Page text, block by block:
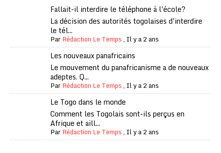
Fallait-il interdire le téléphone à l'école?
La décision des autorités togolaises d'interdire
le tél...
ParRédaction Le Temps, Il y a 2 ans
Les nouveaux panafricains
Le mouvement du panafricanisme a de nouveaux
adeptes. Q...
ParRédaction Le Temps, Il y a 2 ans
Le Togo dans le monde
Comment les Togolais sont-ils perçus en
Afrique et aill...
ParRédaction Le Temps, Il y a 2 ans